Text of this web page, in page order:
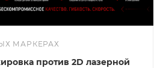
МАРКЕРАХ
против 2D лазерной